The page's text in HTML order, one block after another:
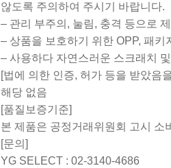
않도록 주의하여 주시기 바랍니다.
– 관리 부주의, 눌림, 충격 등으로
– 상품을 보호하기 위한 OPP, 패
– 사용하다 자연스러운 스크래치
[법에 의한 인증, 허가 등을 받았음
해당 없음
[품질보증기준]
본 제품은 공정거래위원회 고시 소
[문의]
YG SELECT : 02-3140-4686